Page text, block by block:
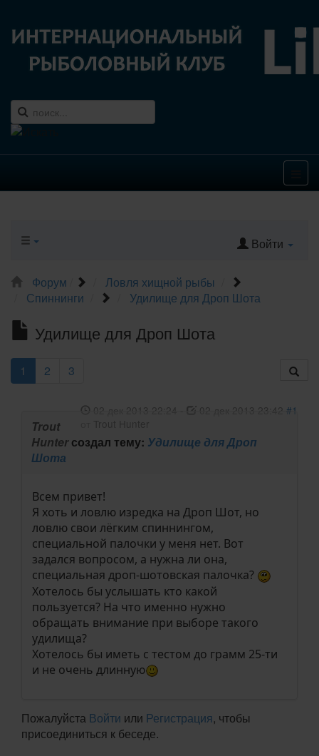
Войти
Форум
Ловля хищной рыбы
Спиннинги
Удилище для Дроп Шота
Удилище для Дроп Шота
1 2 3
02 дек 2013 22:24 02 дек 2013 23:42 #1
Trout
Hunterсоздал тему: Удилище для Дроп
Шота
Всем привет!
Я хоть и ловлю изредка на Дроп Шот, но
ловлю свои лёгким спиннингом,
специальной палочки у меня нет. Вот
задался вопросом, а нужна ли она,
специальная дроп-шотовская палочка?
Хотелось бы услышать кто какой
пользуется? На что именно нужно
обращать внимание при выборе такого
удилища?
Хотелось бы иметь с тестом до грамм 25-ти
и не очень длинную
Пожалуйста Войти или Регистрация, чтобы
присоединиться к беседе.